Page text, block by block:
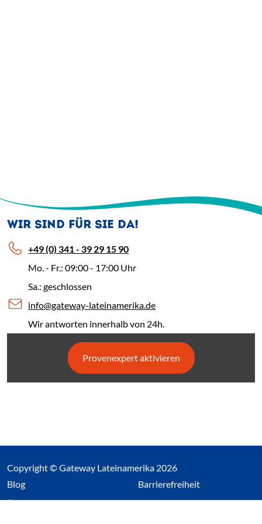
WIR SIND FÜR SIE DA!
+49 (0) 341 - 39 29 15 90
Mo. - Fr.: 09:00 - 17:00 Uhr
Sa.: geschlossen
info@gateway-lateinamerika.de
Wir antworten innerhalb von 24h.
Provenexpert aktivieren
Copyright © Gateway Lateinamerika 2026
Blog(Link öffnet einen neuen Tab)
Über uns
Barrierefreiheit
Impressum